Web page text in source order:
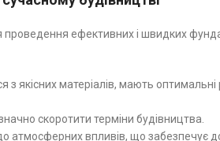
ефективних і швидких
якісних матеріалів, мають
скоротити терміни будівництва.
до атмосферних впливів, що забезпечує